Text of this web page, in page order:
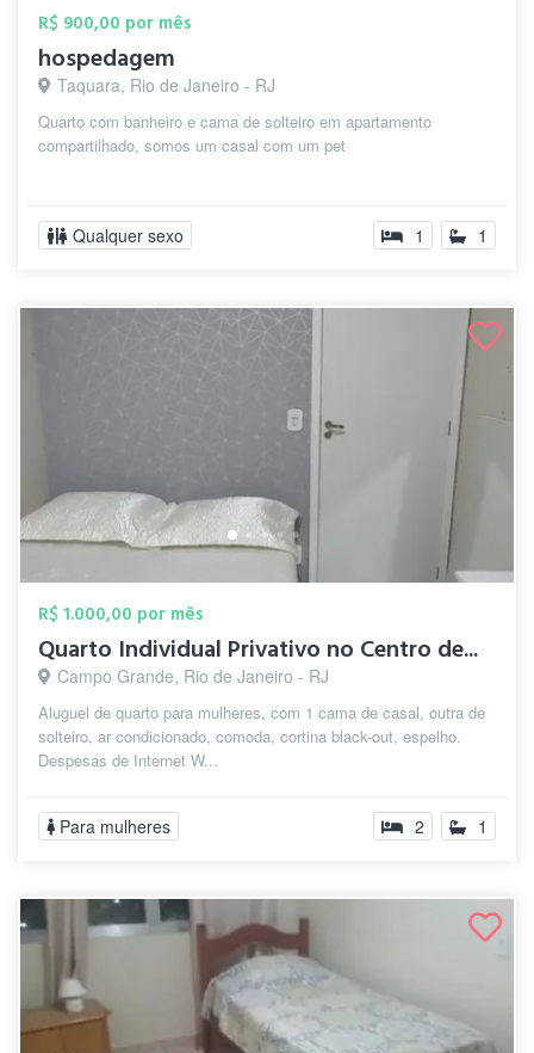
R$ 900,00 por mês
hospedagem
Taquara, Rio de Janeiro - RJ
Quarto com banheiro e cama de solteiro em apartamento
compartilhado, somos um casal com um pet
Qualquer sexo 1 1
R$ 1.000,00 por mês
Quarto Individual Privativo no Centro de...
Campo Grande, Rio de Janeiro - RJ
Aluguel de quarto para mulheres, com 1 cama de casal, outra de
solteiro, ar condicionado, comoda, cortina black-out, espelho.
Despesas de Internet W...
Para mulheres 2 1